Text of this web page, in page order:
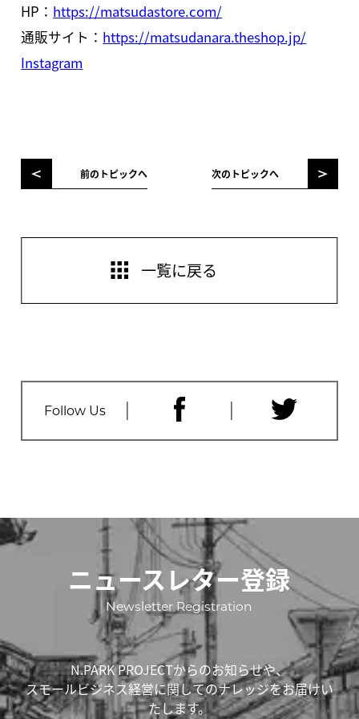
HP： https://matsudastore.com/
通販サイト： https://matsudanara.theshop.jp/
Instagram
前のトピックへ
一覧に戻る
次のトピックへ
Follow Us
ニュースレター登録
Newsletter Registration
N.PARK PROJECTからのお知らせや、
スモールビジネス経営に関してのナレッジをお届けい
たします。